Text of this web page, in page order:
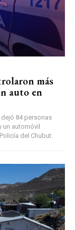
más
auto en
84 personas
un automóvil
del Chubut.